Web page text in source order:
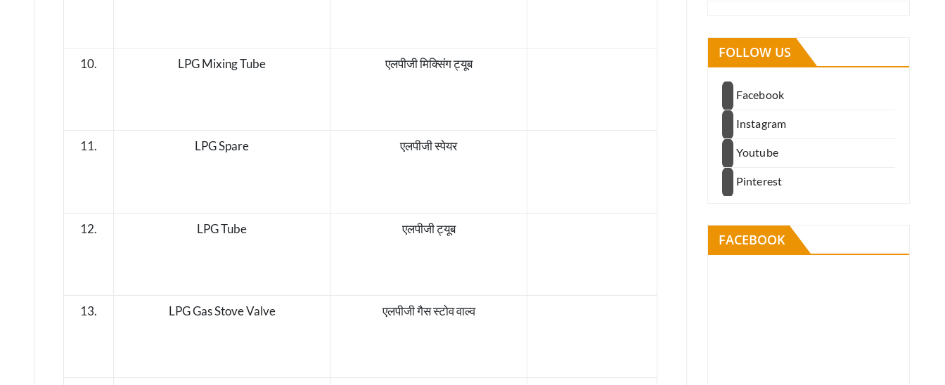
10. LPG Mixing Tube एलपीजी मिक्सिंग ट्यूब
11. LPG Spare एलपीजी स्पेयर
12. LPG Tube एलपीजी ट्यूब
13. LPG Gas Stove Valve एलपीजी गैस स्टोव वाल्व
FOLLOW US
Facebook
Instagram
Youtube
Pinterest
FACEBOOK